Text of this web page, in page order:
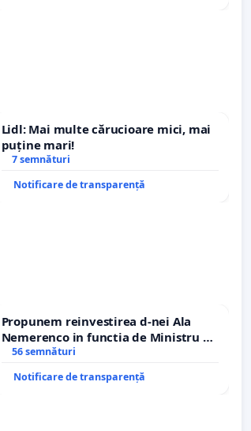
Lidl: Mai multe cărucioare mici, mai
puține mari!
7 semnături
Notificare de transparență
Propunem reinvestirea d-nei Ala
Nemerenco in functia de Ministru al
Sanatatii
56 semnături
Notificare de transparență